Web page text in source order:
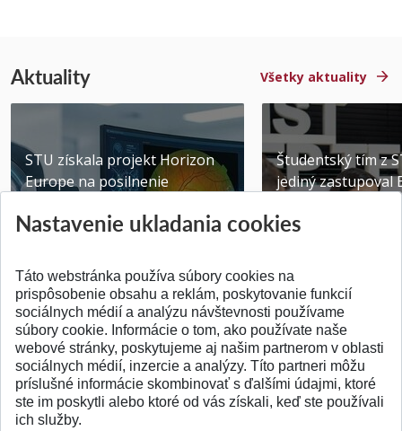
Aktuality Všetky aktuality
STU získala projekt Horizon
Europe na posilnenie
Publikované 31.07.2026
Študentský tím z
jediný zastupoval
Publikované
SPÄŤ NA VRCH
Nastavenie ukladania cookies
Táto webstránka používa súbory cookies na
prispôsobenie obsahu a reklám, poskytovanie funkcií
sociálnych médií a analýzu návštevnosti používame
súbory cookie. Informácie o tom, ako používate naše
webové stránky, poskytujeme aj našim partnerom v oblasti
sociálnych médií, inzercie a analýzy. Títo partneri môžu
príslušné informácie skombinovať s ďalšími údajmi, ktoré
ste im poskytli alebo ktoré od vás získali, keď ste používali
ich služby.